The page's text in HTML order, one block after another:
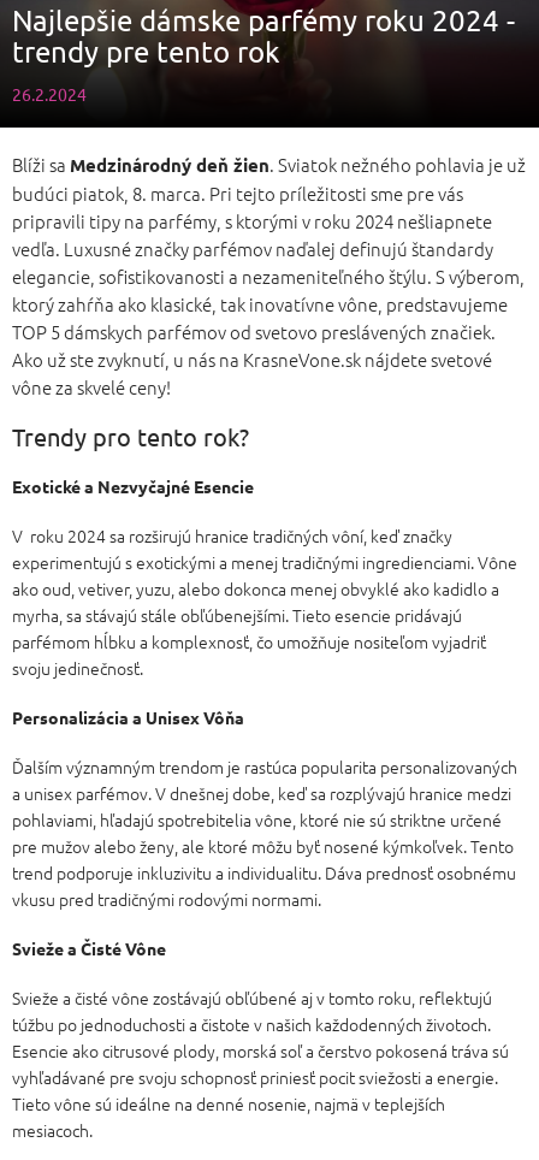
Najlepšie dámske parfémy roku 2024 -
trendy pre tento rok
26.2.2024
Blíži sa Medzinárodný deň žien. Sviatok nežného pohlavia je už
budúci piatok, 8. marca. Pri tejto príležitosti sme pre vás
pripravili tipy na parfémy, s ktorými v roku 2024 nešliapnete
vedľa. Luxusné značky parfémov naďalej definujú štandardy
elegancie, sofistikovanosti a nezameniteľného štýlu. S výberom,
ktorý zahŕňa ako klasické, tak inovatívne vône, predstavujeme
TOP 5 dámskych parfémov od svetovo preslávených značiek.
Ako už ste zvyknutí, u nás na KrasneVone.sk nájdete svetové
vône za skvelé ceny!
Trendy pro tento rok?
Exotické a Nezvyčajné Esencie
V roku 2024 sa rozširujú hranice tradičných vôní, keď značky
experimentujú s exotickými a menej tradičnými ingredienciami. Vône
ako oud, vetiver, yuzu, alebo dokonca menej obvyklé ako kadidlo a
myrha, sa stávajú stále obľúbenejšími. Tieto esencie pridávajú
parfémom hĺbku a komplexnosť, čo umožňuje nositeľom vyjadriť
svoju jedinečnosť.
Personalizácia a Unisex Vôňa
Ďalším významným trendom je rastúca popularita personalizovaných
a unisex parfémov. V dnešnej dobe, keď sa rozplývajú hranice medzi
pohlaviami, hľadajú spotrebitelia vône, ktoré nie sú striktne určené
pre mužov alebo ženy, ale ktoré môžu byť nosené kýmkoľvek. Tento
trend podporuje inkluzivitu a individualitu. Dáva prednosť osobnému
vkusu pred tradičnými rodovými normami.
Svieže a Čisté Vône
Svieže a čisté vône zostávajú obľúbené aj v tomto roku, reflektujú
túžbu po jednoduchosti a čistote v našich každodenných životoch.
Esencie ako citrusové plody, morská soľ a čerstvo pokosená tráva sú
vyhľadávané pre svoju schopnosť priniesť pocit sviežosti a energie.
Tieto vône sú ideálne na denné nosenie, najmä v teplejších
mesiacoch.